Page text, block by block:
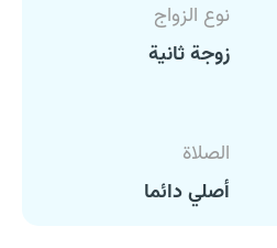
نوع الزواج
زوجة ثانية
الصلاة
أصلي دائما